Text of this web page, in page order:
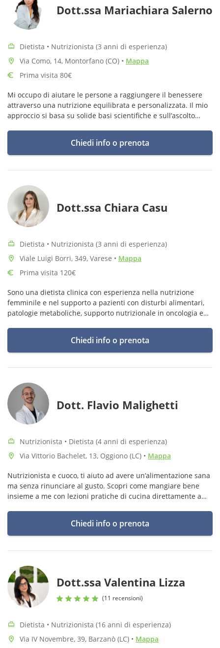
Dott.ssa Mariachiara Salerno
Dietista • Nutrizionista (3 anni di esperienza)
Via Como, 14, Montorfano (CO) • Mappa
Prima visita 80€
Mi occupo di aiutare le persone a raggiungere il benessere
attraverso una nutrizione equilibrata e personalizzata. Il mio
approccio si basa su solide basi scientifiche e sull’ascolto
Chiedi info o prenota
Dott.ssa Chiara Casu
Dietista • Nutrizionista (3 anni di esperienza)
Viale Luigi Borri, 349, Varese • Mappa
Prima visita 120€
Sono una dietista clinica con esperienza nella nutrizione
femminile e nel supporto a pazienti con disturbi alimentari,
patologie metaboliche, supporto nutrizionale in oncologia e
Chiedi info o prenota
Dott. Flavio Malighetti
Nutrizionista • Dietista (4 anni di esperienza)
Via Vittorio Bachelet, 13, Oggiono (LC) • Mappa
Nutrizionista e cuoco, ti aiuto ad avere un’alimentazione sana
ma senza rinunciare al gusto. Scopri come mangiare bene
insieme a me con lezioni pratiche di cucina direttamente a
Chiedi info o prenota
Dott.ssa Valentina Lizza
(11 recensioni)
Dietista • Nutrizionista (16 anni di esperienza)
Via IV Novembre, 39, Barzanò (LC) • Mappa